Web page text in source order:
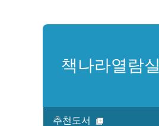
책나라열람실
추천도서